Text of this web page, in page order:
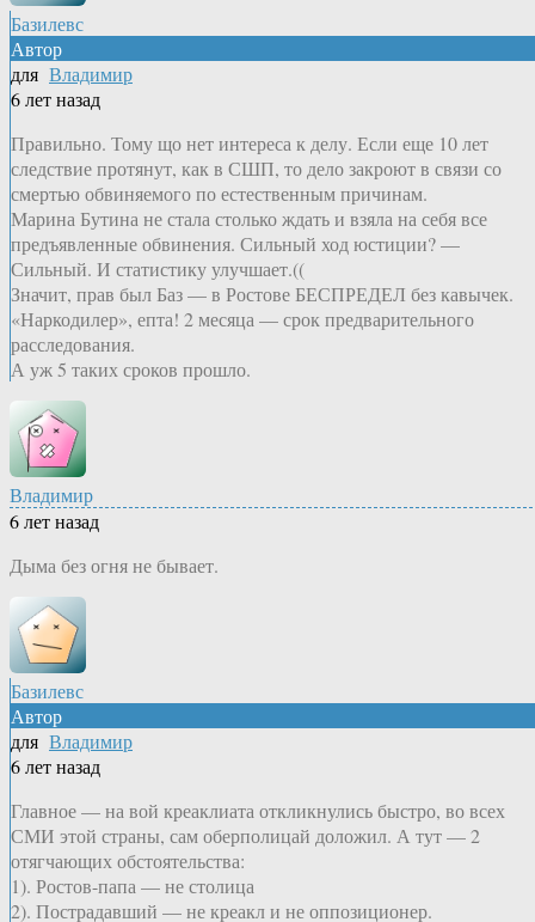
Базилевс
Автор
для Владимир
6 лет назад
Правильно. Тому що нет интереса к делу. Если еще 10 лет
следствие протянут, как в СШП, то дело закроют в связи со
смертью обвиняемого по естественным причинам.
Марина Бутина не стала столько ждать и взяла на себя все
предъявленные обвинения. Сильный ход юстиции? —
Сильный. И статистику улучшает.((
Значит, прав был Баз — в Ростове БЕСПРЕДЕЛ без кавычек.
«Наркодилер», епта! 2 месяца — срок предварительного
расследования.
А уж 5 таких сроков прошло.
Владимир
6 лет назад
Дыма без огня не бывает.
Базилевс
Автор
для Владимир
6 лет назад
Главное — на вой креаклиата откликнулись быстро, во всех
СМИ этой страны, сам оберполицай доложил. А тут — 2
отягчающих обстоятельства:
1). Ростов-папа — не столица
2). Пострадавший — не креакл и не оппозиционер.